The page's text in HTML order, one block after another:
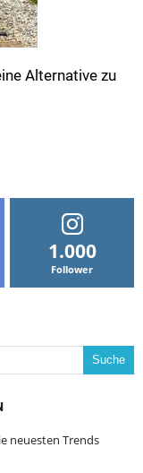
Alternative zu
1.000
Follower
neuesten Trends